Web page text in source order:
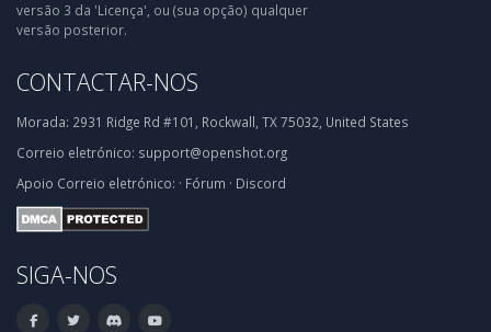
versão 3 da 'Licença', ou (sua opção) qualquer
versão posterior.
CONTACTAR-NOS
Morada: 2931 Ridge Rd #101, Rockwall, TX 75032, United States
Correio eletrónico: support@openshot.org
Apoio Correio eletrónico: · Fórum · Discord
SIGA-NOS